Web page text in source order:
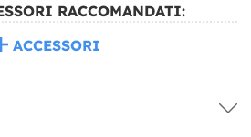
RACCOMANDATI:
ACCESSORI